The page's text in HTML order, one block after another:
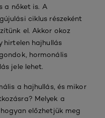
a nőket is. A
ciklus részeként
el. Akkor okoz
hirtelen hajhullás
hormonális
jele lehet.
a hajhullás, és mikor
Melyek a
előzhetjük meg